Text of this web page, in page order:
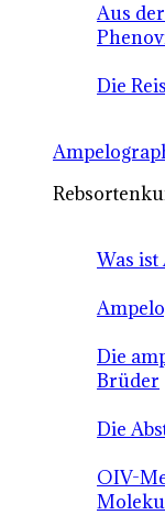
Aus
Die
Was
Die
Brüder
Die
OIV-